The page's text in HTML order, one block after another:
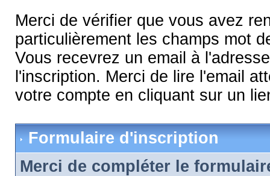
Merci de vérifier que vous avez
particulièrement les champs mot
Vous recevrez un email à
l'inscription. Merci de lire l'email
votre compte en cliquant sur un
Formulaire d'inscription
Merci de compléter le